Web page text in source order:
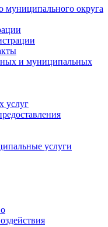
муниципального округа
и муниципальных
услуг
услуги